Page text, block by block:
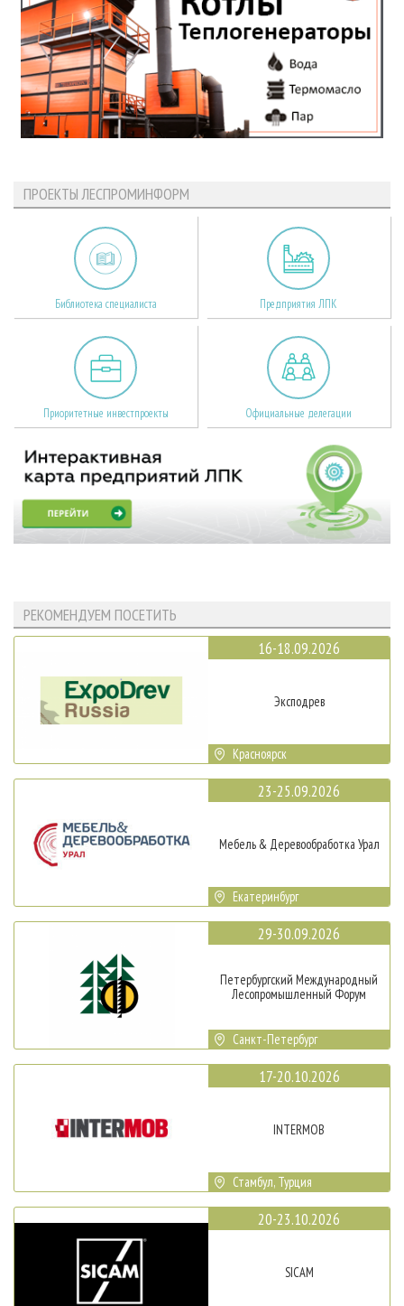
ПРОЕКТЫ ЛЕСПРОМИНФОРМ
Библиотека специалиста Предприятия ЛПК
Приоритетные инвестпроекты Официальные делегации
РЕКОМЕНДУЕМ ПОСЕТИТЬ
16-18.09.2026
Эксподрев
Красноярск
23-25.09.2026
Мебель & Деревообработка Урал
Екатеринбург
29-30.09.2026
Петербургский Международный
Лесопромышленный Форум
Санкт-Петербург
17-20.10.2026
INTERMOB
Стамбул, Турция
20-23.10.2026
SICAM